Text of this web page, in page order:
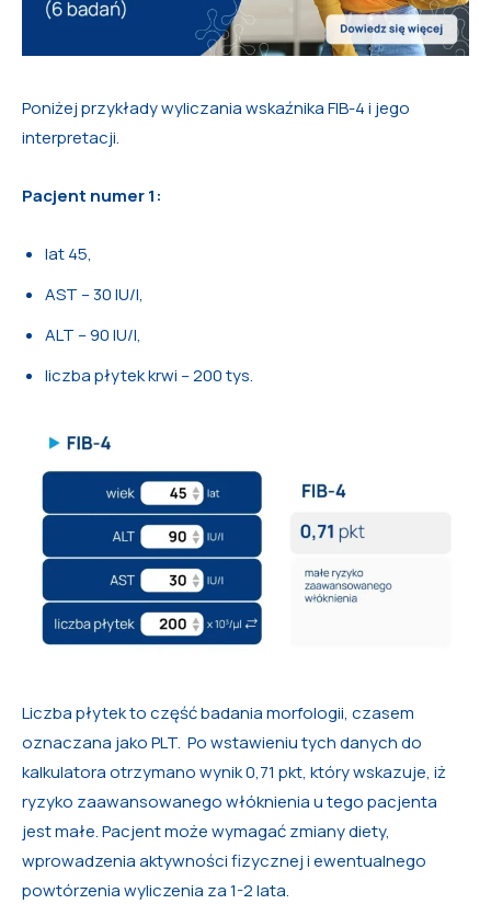
Poniżej przykłady wyliczania wskaźnika FIB-4 i jego
interpretacji.
Pacjent numer 1:
lat 45,
AST – 30 IU/l,
ALT – 90 IU/l,
liczba płytek krwi – 200 tys.
Liczba płytek to część badania morfologii, czasem
oznaczana jako PLT. Po wstawieniu tych danych do
kalkulatora otrzymano wynik 0,71 pkt, który wskazuje, iż
ryzyko zaawansowanego włóknienia u tego pacjenta
jest małe. Pacjent może wymagać zmiany diety,
wprowadzenia aktywności fizycznej i ewentualnego
powtórzenia wyliczenia za 1-2 lata.